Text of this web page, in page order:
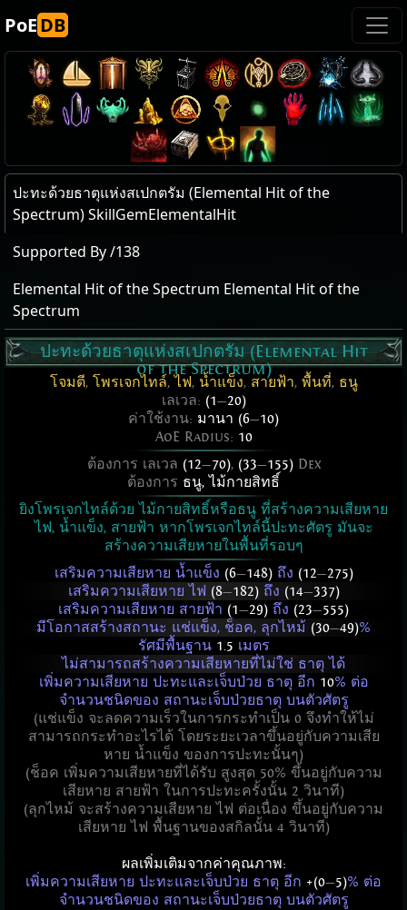
PoEDB
ปะทะด้วยธาตุแห่งสเปกตรัม (Elemental Hit of the
Spectrum) SkillGemElementalHit
Supported By /138
Elemental Hit of the Spectrum Elemental Hit of the
Spectrum
ปะทะด้วยธาตุแห่งสเปกตรัม (Elemental Hit
of the Spectrum)
โจมตี, โพรเจกไทล์, ไฟ, น้ำแข็ง, สายฟ้า, พื้นที่, ธนู
เลเวล: (1—20)
ค่าใช้งาน: มานา (6—10)
AoE Radius: 10
ต้องการ เลเวล (12—70), (33—155)Dex
ต้องการ ธนู,ไม้กายสิทธิ์
ยิงโพรเจกไทล์ด้วย ไม้กายสิทธิ์หรือธนู ที่สร้างความเสียหาย
ไฟ, น้ำแข็ง, สายฟ้า หากโพรเจกไทล์นี้ปะทะศัตรู มันจะ
สร้างความเสียหายในพื้นที่รอบๆ
เสริมความเสียหาย น้ำแข็ง (6—148)ถึง (12—275)
เสริมความเสียหาย ไฟ (8—182)ถึง (14—337)
เสริมความเสียหาย สายฟ้า (1—29) ถึง (23—555)
มีโอกาสสร้างสถานะ แช่แข็ง, ช็อค, ลุกไหม้ (30—49)%
รัศมีพื้นฐาน 1.5 เมตร
ไม่สามารถสร้างความเสียหายที่ไม่ใช่ ธาตุ ได้
เพิ่มความเสียหาย ปะทะและเจ็บป่วย ธาตุ อีก 10% ต่อ
จำนวนชนิดของ สถานะเจ็บป่วยธาตุ บนตัวศัตรู
(แช่แข็ง จะลดความเร็วในการกระทำเป็น 0 จึงทำให้ไม่
สามารถกระทำอะไรได้ โดยระยะเวลาขึ้นอยู่กับความเสีย
หาย น้ำแข็ง ของการปะทะนั้นๆ)
(ช็อค เพิ่มความเสียหายที่ได้รับ สูงสุด 50% ขึ้นอยู่กับความ
เสียหาย สายฟ้า ในการปะทะครั้งนั้น 2 วินาที)
(ลุกไหม้ จะสร้างความเสียหาย ไฟ ต่อเนื่อง ขึ้นอยู่กับความ
เสียหาย ไฟ พื้นฐานของสกิลนั้น 4 วินาที)
ผลเพิ่มเติมจากค่าคุณภาพ:
เพิ่มความเสียหาย ปะทะและเจ็บป่วย ธาตุ อีก +(0—5)% ต่อ
จำนวนชนิดของ สถานะเจ็บป่วยธาตุ บนตัวศัตรู